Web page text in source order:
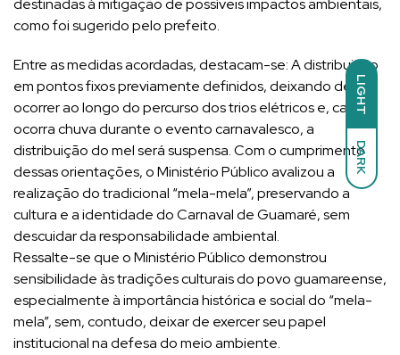
LIGHT
DARK
destinadas à mitigação de possíveis impactos ambientais,
como foi sugerido pelo prefeito.
Entre as medidas acordadas, destacam-se: A distribuição
em pontos fixos previamente definidos, deixando de
ocorrer ao longo do percurso dos trios elétricos e, caso
ocorra chuva durante o evento carnavalesco, a
distribuição do mel será suspensa. Com o cumprimento
dessas orientações, o Ministério Público avalizou a
realização do tradicional “mela-mela”, preservando a
cultura e a identidade do Carnaval de Guamaré, sem
descuidar da responsabilidade ambiental.
Ressalte-se que o Ministério Público demonstrou
sensibilidade às tradições culturais do povo guamareense,
especialmente à importância histórica e social do “mela-
mela”, sem, contudo, deixar de exercer seu papel
institucional na defesa do meio ambiente.